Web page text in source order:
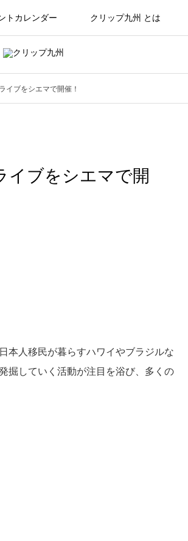
トカレンダー クリップ九州 とは
イブをシエマで開催！
イブをシエマで開
本人移民が暮らすハワイやブラジルな
掘していく活動が注目を浴び、多くの